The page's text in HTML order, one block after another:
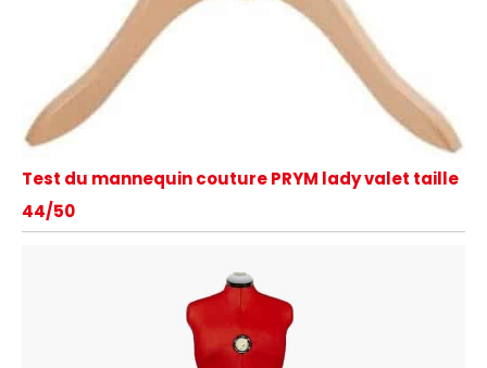
Test du mannequin couture PRYM lady valet taille
44/50